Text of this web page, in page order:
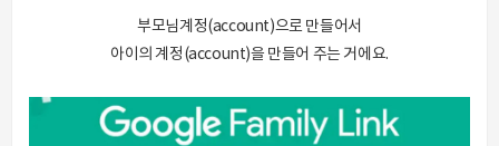
부모님계정(account)으로 만들어서
아이의 계정(account)을 만들어 주는 거에요.